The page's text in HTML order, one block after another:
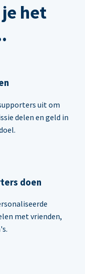
het
uit om
delen en geld in
doen
met vrienden,